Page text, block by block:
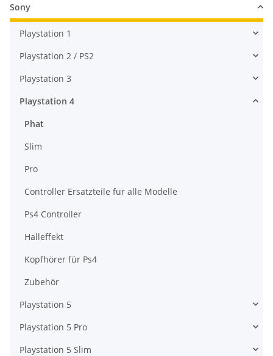
Sony
Playstation 1
Playstation 2 / PS2
Playstation 3
Playstation 4
Phat
Slim
Pro
Controller Ersatzteile für alle Modelle
Ps4 Controller
Halleffekt
Kopfhörer für Ps4
Zubehör
Playstation 5
Playstation 5 Pro
Playstation 5 Slim